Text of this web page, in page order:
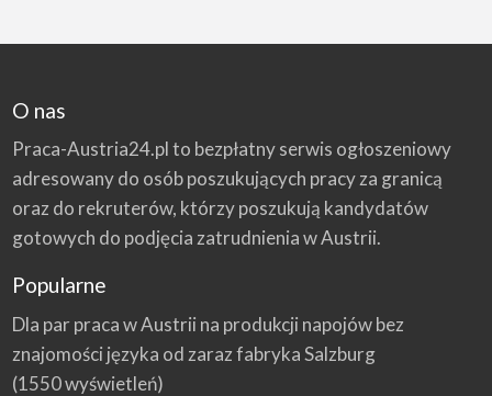
O nas
Praca-Austria24.pl to bezpłatny serwis ogłoszeniowy
adresowany do osób poszukujących pracy za granicą
oraz do rekruterów, którzy poszukują kandydatów
gotowych do podjęcia zatrudnienia w Austrii.
Popularne
Dla par praca w Austrii na produkcji napojów bez
znajomości języka od zaraz fabryka Salzburg
(1550 wyświetleń)